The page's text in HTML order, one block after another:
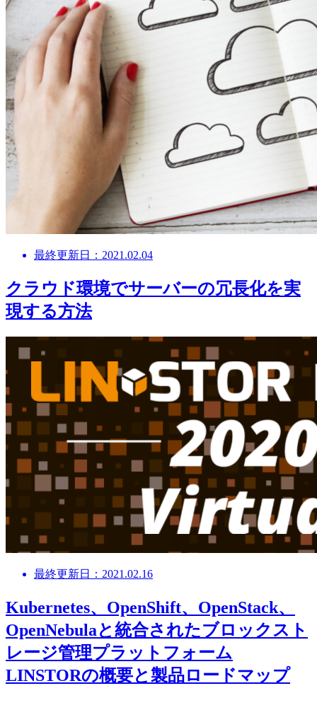
最終更新日：2021.02.04
クラウド環境でサーバーの冗長化を実
現する方法
最終更新日：2021.02.16
Kubernetes、OpenShift、OpenStack、
OpenNebulaと統合されたブロックスト
レージ管理プラットフォーム
LINSTORの概要と製品ロードマップ